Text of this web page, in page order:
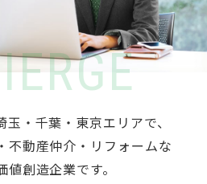
・千葉・東京エリアで、
不動産仲介・リフォームな
創造企業です。